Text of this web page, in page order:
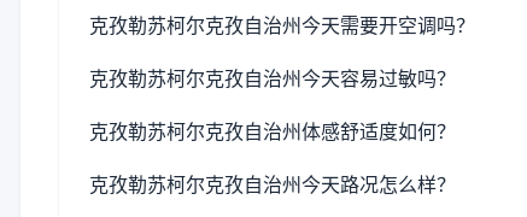
克孜勒苏柯尔克孜自治州今天需要开空调吗？
克孜勒苏柯尔克孜自治州今天容易过敏吗？
克孜勒苏柯尔克孜自治州体感舒适度如何？
克孜勒苏柯尔克孜自治州今天路况怎么样？